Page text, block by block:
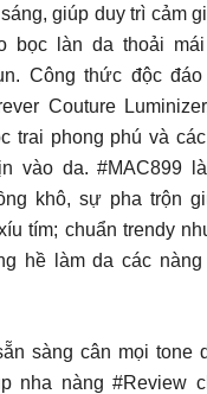
giúp duy trì cảm
bọc làn da thoải
Công thức độc
Couture
trai phong phú và
vào da. #MAC899
khô, sự pha trộn
tím; chuẩn trendy
hề làm da các
sàng cân mọi tone
nha nàng #Review